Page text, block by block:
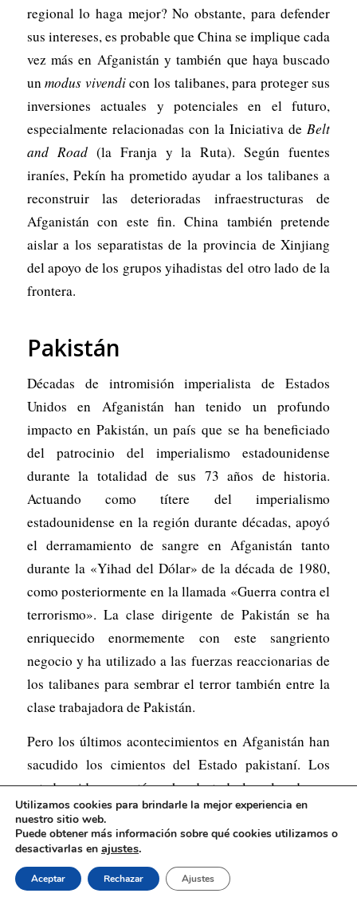
regional lo haga mejor? No obstante, para defender
sus intereses, es probable que China se implique cada
vez más en Afganistán y también que haya buscado
unmodus vivendicon los talibanes, para proteger sus
inversiones actuales y potenciales en el futuro,
especialmente relacionadas con la Iniciativa deBelt
and Road(la Franja y la Ruta). Según fuentes
iraníes, Pekín ha prometido ayudar a los talibanes a
reconstruir las deterioradas infraestructuras de
Afganistán con este fin. China también pretende
aislar a los separatistas de la provincia de Xinjiang
del apoyo de los grupos yihadistas del otro lado de la
frontera.
Pakistán
Décadas de intromisión imperialista de Estados
Unidos en Afganistán han tenido un profundo
impacto en Pakistán, un país que se ha beneficiado
del patrocinio del imperialismo estadounidense
durante la totalidad de sus 73 años de historia.
Actuando como títere del imperialismo
estadounidense en la región durante décadas, apoyó
el derramamiento de sangre en Afganistán tanto
durante la «Yihad del Dólar» de la década de 1980,
como posteriormente en la llamada «Guerra contra el
terrorismo». La clase dirigente de Pakistán se ha
enriquecido enormemente con este sangriento
negocio y ha utilizado a las fuerzas reaccionarias de
los talibanes para sembrar el terror también entre la
clase trabajadora de Pakistán.
Pero los últimos acontecimientos en Afganistán han
sacudido los cimientos del Estado pakistaní. Los
estadounidenses están echando toda la culpa de sus
fracasos de las dos últimas décadas a Pakistán.
Afirman, con razón, que Pakistán ha desempeñado un
doble papel en esta guerra. Acusan a Pakistán de
haberse embolsado una fortuna de EE.UU.
Utilizamos cookies para brindarle la mejor experiencia en
nuestro sitio web.
Puede obtener más información sobre qué cookies utilizamos o
desactivarlas en ajustes.
Aceptar Rechazar Ajustes